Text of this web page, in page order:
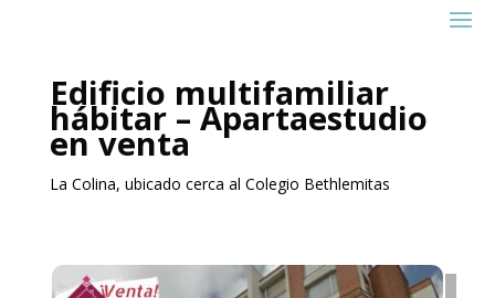
Edificio multifamiliar
hábitar – Apartaestudio
en venta
La Colina, ubicado cerca al Colegio Bethlemitas